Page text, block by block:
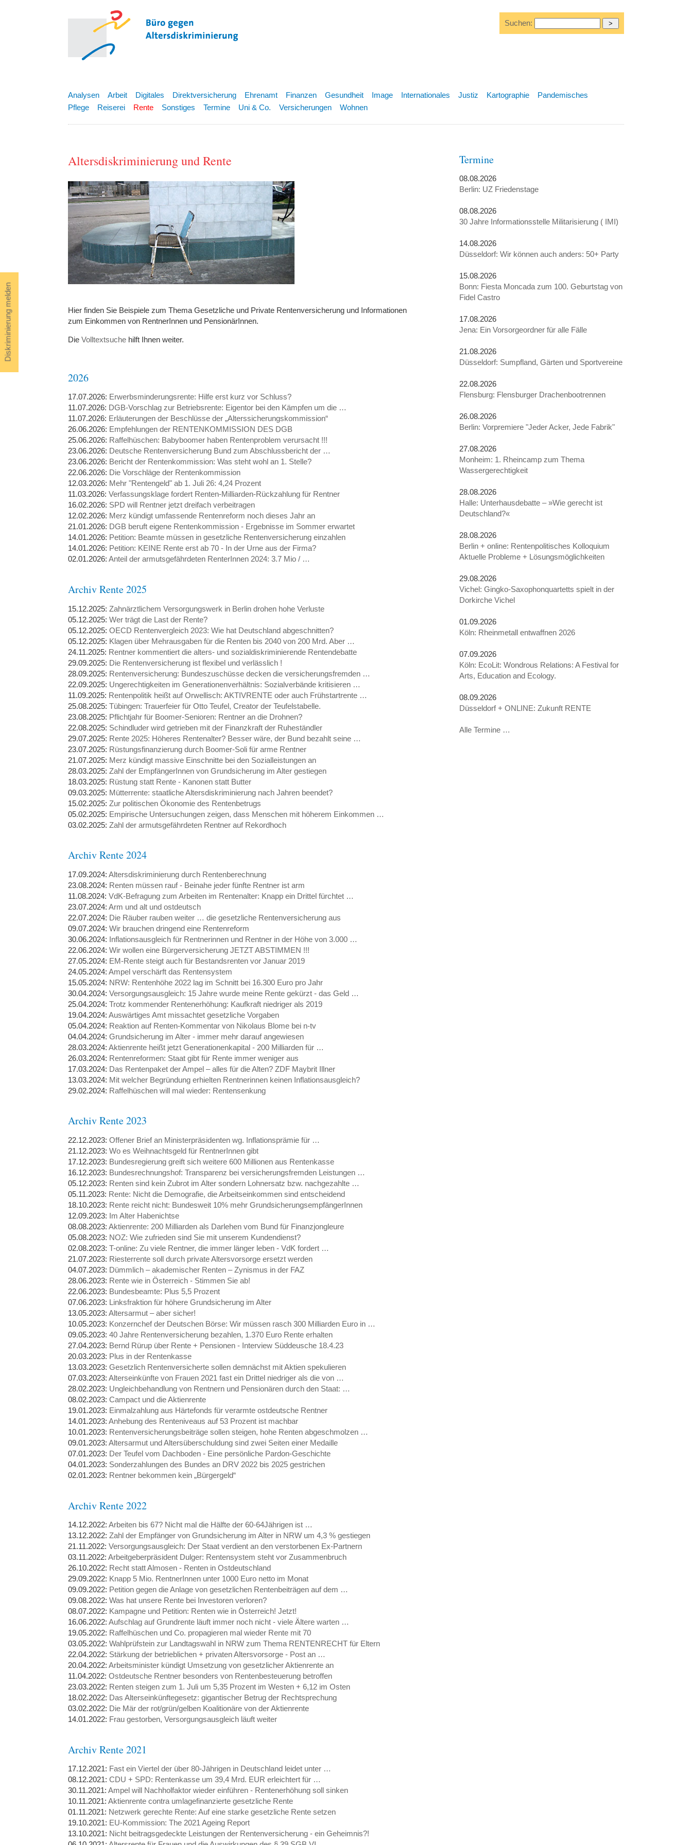
Diskriminierung melden
Suchen:
Analysen Arbeit Digitales Direktversicherung Ehrenamt Finanzen Gesundheit Image Internationales Justiz Kartographie
Pandemisches
Pflege
Reiserei Rente Sonstiges Termine Uni & Co. Versicherungen Wohnen
Altersdiskriminierung und Rente
Hier finden Sie Beispiele zum Thema Gesetzliche und Private Rentenversicherung und Informationen
zum Einkommen von RentnerInnen und PensionärInnen.
Die Volltextsuche hilft Ihnen weiter.
2026
17.07.2026: Erwerbsminderungsrente: Hilfe erst kurz vor Schluss?
11.07.2026: DGB-Vorschlag zur Betriebsrente: Eigentor bei den Kämpfen um die …
11.07.2026: Erläuterungen der Beschlüsse der „Alterssicherungskommission“
26.06.2026: Empfehlungen der RENTENKOMMISSION DES DGB
25.06.2026: Raffelhüschen: Babyboomer haben Rentenproblem verursacht !!!
23.06.2026: Deutsche Rentenversicherung Bund zum Abschlussbericht der …
23.06.2026: Bericht der Rentenkommission: Was steht wohl an 1. Stelle?
22.06.2026: Die Vorschläge der Rentenkommission
12.03.2026: Mehr "Rentengeld" ab 1. Juli 26: 4,24 Prozent
11.03.2026: Verfassungsklage fordert Renten-Milliarden-Rückzahlung für Rentner
16.02.2026: SPD will Rentner jetzt dreifach verbeitragen
12.02.2026: Merz kündigt umfassende Rentenreform noch dieses Jahr an
21.01.2026: DGB beruft eigene Rentenkommission - Ergebnisse im Sommer erwartet
14.01.2026: Petition: Beamte müssen in gesetzliche Rentenversicherung einzahlen
14.01.2026: Petition: KEINE Rente erst ab 70 - In der Urne aus der Firma?
02.01.2026: Anteil der armutsgefährdeten RenterInnen 2024: 3.7 Mio / …
Archiv Rente 2025
15.12.2025: Zahnärztlichem Versorgungswerk in Berlin drohen hohe Verluste
05.12.2025: Wer trägt die Last der Rente?
05.12.2025: OECD Rentenvergleich 2023: Wie hat Deutschland abgeschnitten?
05.12.2025: Klagen über Mehrausgaben für die Renten bis 2040 von 200 Mrd. Aber …
24.11.2025: Rentner kommentiert die alters- und sozialdiskriminierende Rentendebatte
29.09.2025: Die Rentenversicherung ist flexibel und verlässlich !
28.09.2025: Rentenversicherung: Bundeszuschüsse decken die versicherungsfremden …
22.09.2025: Ungerechtigkeiten im Generationenverhältnis: Sozialverbände kritisieren …
11.09.2025: Rentenpolitik heißt auf Orwellisch: AKTIVRENTE oder auch Frühstartrente …
25.08.2025: Tübingen: Trauerfeier für Otto Teufel, Creator der Teufelstabelle.
23.08.2025: Pflichtjahr für Boomer-Senioren: Rentner an die Drohnen?
22.08.2025: Schindluder wird getrieben mit der Finanzkraft der Ruheständler
29.07.2025: Rente 2025: Höheres Rentenalter? Besser wäre, der Bund bezahlt seine …
23.07.2025: Rüstungsfinanzierung durch Boomer-Soli für arme Rentner
21.07.2025: Merz kündigt massive Einschnitte bei den Sozialleistungen an
28.03.2025: Zahl der EmpfängerInnen von Grundsicherung im Alter gestiegen
18.03.2025: Rüstung statt Rente - Kanonen statt Butter
09.03.2025: Mütterrente: staatliche Altersdiskriminierung nach Jahren beendet?
15.02.2025: Zur politischen Ökonomie des Rentenbetrugs
05.02.2025: Empirische Untersuchungen zeigen, dass Menschen mit höherem Einkommen …
03.02.2025: Zahl der armutsgefährdeten Rentner auf Rekordhoch
Archiv Rente 2024
17.09.2024: Altersdiskriminierung durch Rentenberechnung
23.08.2024: Renten müssen rauf - Beinahe jeder fünfte Rentner ist arm
11.08.2024: VdK-Befragung zum Arbeiten im Rentenalter: Knapp ein Drittel fürchtet …
23.07.2024: Arm und alt und ostdeutsch
22.07.2024: Die Räuber rauben weiter … die gesetzliche Rentenversicherung aus
09.07.2024: Wir brauchen dringend eine Rentenreform
30.06.2024: Inflationsausgleich für Rentnerinnen und Rentner in der Höhe von 3.000 …
22.06.2024: Wir wollen eine Bürgerversicherung JETZT ABSTIMMEN !!!
27.05.2024: EM-Rente steigt auch für Bestandsrenten vor Januar 2019
24.05.2024: Ampel verschärft das Rentensystem
15.05.2024: NRW: Rentenhöhe 2022 lag im Schnitt bei 16.300 Euro pro Jahr
30.04.2024: Versorgungsausgleich: 15 Jahre wurde meine Rente gekürzt - das Geld …
25.04.2024: Trotz kommender Rentenerhöhung: Kaufkraft niedriger als 2019
19.04.2024: Auswärtiges Amt missachtet gesetzliche Vorgaben
05.04.2024: Reaktion auf Renten-Kommentar von Nikolaus Blome bei n-tv
04.04.2024: Grundsicherung im Alter - immer mehr darauf angewiesen
28.03.2024: Aktienrente heißt jetzt Generationenkapital - 200 Milliarden für …
26.03.2024: Rentenreformen: Staat gibt für Rente immer weniger aus
17.03.2024: Das Rentenpaket der Ampel – alles für die Alten? ZDF Maybrit Illner
13.03.2024: Mit welcher Begründung erhielten Rentnerinnen keinen Inflationsausgleich?
29.02.2024: Raffelhüschen will mal wieder: Rentensenkung
Archiv Rente 2023
22.12.2023: Offener Brief an Ministerpräsidenten wg. Inflationsprämie für …
21.12.2023: Wo es Weihnachtsgeld für RentnerInnen gibt
17.12.2023: Bundesregierung greift sich weitere 600 Millionen aus Rentenkasse
16.12.2023: Bundesrechnungshof: Transparenz bei versicherungsfremden Leistungen …
05.12.2023: Renten sind kein Zubrot im Alter sondern Lohnersatz bzw. nachgezahlte …
05.11.2023: Rente: Nicht die Demografie, die Arbeitseinkommen sind entscheidend
18.10.2023: Rente reicht nicht: Bundesweit 10% mehr GrundsicherungsempfängerInnen
12.09.2023: Im Alter Habenichtse
08.08.2023: Aktienrente: 200 Milliarden als Darlehen vom Bund für Finanzjongleure
05.08.2023: NOZ: Wie zufrieden sind Sie mit unserem Kundendienst?
02.08.2023: T-online: Zu viele Rentner, die immer länger leben - VdK fordert …
21.07.2023: Riesterrente soll durch private Altersvorsorge ersetzt werden
04.07.2023: Dümmlich – akademischer Renten – Zynismus in der FAZ
28.06.2023: Rente wie in Österreich - Stimmen Sie ab!
22.06.2023: Bundesbeamte: Plus 5,5 Prozent
07.06.2023: Linksfraktion für höhere Grundsicherung im Alter
13.05.2023: Altersarmut – aber sicher!
10.05.2023: Konzernchef der Deutschen Börse: Wir müssen rasch 300 Milliarden Euro in …
09.05.2023: 40 Jahre Rentenversicherung bezahlen, 1.370 Euro Rente erhalten
27.04.2023: Bernd Rürup über Rente + Pensionen - Interview Süddeusche 18.4.23
20.03.2023: Plus in der Rentenkasse
13.03.2023: Gesetzlich Rentenversicherte sollen demnächst mit Aktien spekulieren
07.03.2023: Alterseinkünfte von Frauen 2021 fast ein Drittel niedriger als die von …
28.02.2023: Ungleichbehandlung von Rentnern und Pensionären durch den Staat: …
08.02.2023: Campact und die Aktienrente
19.01.2023: Einmalzahlung aus Härtefonds für verarmte ostdeutsche Rentner
14.01.2023: Anhebung des Renteniveaus auf 53 Prozent ist machbar
10.01.2023: Rentenversicherungsbeiträge sollen steigen, hohe Renten abgeschmolzen …
09.01.2023: Altersarmut und Altersüberschuldung sind zwei Seiten einer Medaille
07.01.2023: Der Teufel vom Dachboden - Eine persönliche Pardon-Geschichte
04.01.2023: Sonderzahlungen des Bundes an DRV 2022 bis 2025 gestrichen
02.01.2023: Rentner bekommen kein „Bürgergeld“
Archiv Rente 2022
14.12.2022: Arbeiten bis 67? Nicht mal die Hälfte der 60-64Jährigen ist …
13.12.2022: Zahl der Empfänger von Grundsicherung im Alter in NRW um 4,3 % gestiegen
21.11.2022: Versorgungsausgleich: Der Staat verdient an den verstorbenen Ex-Partnern
03.11.2022: Arbeitgeberpräsident Dulger: Rentensystem steht vor Zusammenbruch
26.10.2022: Recht statt Almosen - Renten in Ostdeutschland
29.09.2022: Knapp 5 Mio. RentnerInnen unter 1000 Euro netto im Monat
09.09.2022: Petition gegen die Anlage von gesetzlichen Rentenbeiträgen auf dem …
09.08.2022: Was hat unsere Rente bei Investoren verloren?
08.07.2022: Kampagne und Petition: Renten wie in Österreich! Jetzt!
16.06.2022: Aufschlag auf Grundrente läuft immer noch nicht - viele Ältere warten …
19.05.2022: Raffelhüschen und Co. propagieren mal wieder Rente mit 70
03.05.2022: Wahlprüfstein zur Landtagswahl in NRW zum Thema RENTENRECHT für Eltern
22.04.2022: Stärkung der betrieblichen + privaten Altersvorsorge - Post an …
20.04.2022: Arbeitsminister kündigt Umsetzung von gesetzlicher Aktienrente an
11.04.2022: Ostdeutsche Rentner besonders von Rentenbesteuerung betroffen
23.03.2022: Renten steigen zum 1. Juli um 5,35 Prozent im Westen + 6,12 im Osten
18.02.2022: Das Alterseinkünftegesetz: gigantischer Betrug der Rechtsprechung
03.02.2022: Die Mär der rot/grün/gelben Koalitionäre von der Aktienrente
14.01.2022: Frau gestorben, Versorgungsausgleich läuft weiter
Archiv Rente 2021
17.12.2021: Fast ein Viertel der über 80-Jährigen in Deutschland leidet unter …
08.12.2021: CDU + SPD: Rentenkasse um 39,4 Mrd. EUR erleichtert für …
30.11.2021: Ampel will Nachholfaktor wieder einführen - Rentenerhöhung soll sinken
10.11.2021: Aktienrente contra umlagefinanzierte gesetzliche Rente
01.11.2021: Netzwerk gerechte Rente: Auf eine starke gesetzliche Rente setzen
19.10.2021: EU-Kommission: The 2021 Ageing Report
13.10.2021: Nicht beitragsgedeckte Leistungen der Rentenversicherung - ein Geheimnis?!
Termine
08.08.2026
Berlin: UZ Friedenstage
08.08.2026
30 Jahre Informationsstelle Militarisierung ( IMI)
14.08.2026
Düsseldorf: Wir können auch anders: 50+ Party
15.08.2026
Bonn: Fiesta Moncada zum 100. Geburtstag von
Fidel Castro
17.08.2026
Jena: Ein Vorsorgeordner für alle Fälle
21.08.2026
Düsseldorf: Sumpfland, Gärten und Sportvereine
22.08.2026
Flensburg: Flensburger Drachenbootrennen
26.08.2026
Berlin: Vorpremiere "Jeder Acker, Jede Fabrik"
27.08.2026
Monheim: 1. Rheincamp zum Thema
Wassergerechtigkeit
28.08.2026
Halle: Unterhausdebatte – »Wie gerecht ist
Deutschland?«
28.08.2026
Berlin + online: Rentenpolitisches Kolloquium
Aktuelle Probleme + Lösungsmöglichkeiten
29.08.2026
Vichel: Gingko-Saxophonquartetts spielt in der
Dorkirche Vichel
01.09.2026
Köln: Rheinmetall entwaffnen 2026
07.09.2026
Köln: EcoLit: Wondrous Relations: A Festival for
Arts, Education and Ecology.
08.09.2026
Düsseldorf + ONLINE: Zukunft RENTE
Alle Termine …